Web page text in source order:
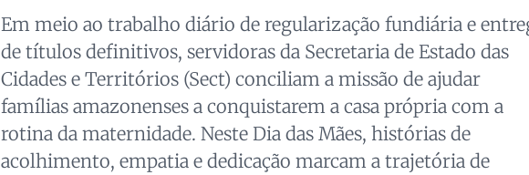
Em meio ao trabalho diário de regularização fundiária e
de títulos definitivos, servidoras da Secretaria de Estado das
Cidades e Territórios (Sect) conciliam a missão de ajudar
famílias amazonenses a conquistarem a casa própria com a
rotina da maternidade. Neste Dia das Mães, histórias de
acolhimento, empatia e dedicação marcam a trajetória de